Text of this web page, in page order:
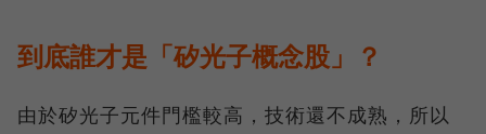
到底誰才是「矽光子概念股」？
由於矽光子元件門檻較高，技術還不成熟，所以